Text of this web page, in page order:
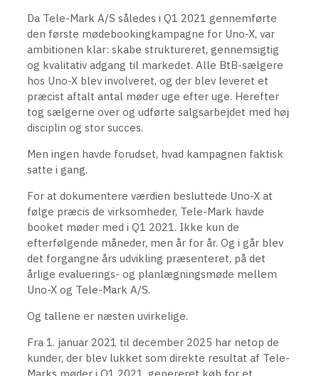
Da Tele-Mark A/S således i Q1 2021 gennemførte
den første mødebookingkampagne for Uno-X, var
ambitionen klar: skabe struktureret, gennemsigtig
og kvalitativ adgang til markedet. Alle BtB-sælgere
hos Uno-X blev involveret, og der blev leveret et
præcist aftalt antal møder uge efter uge. Herefter
tog sælgerne over og udførte salgsarbejdet med høj
disciplin og stor succes.
Men ingen havde forudset, hvad kampagnen faktisk
satte i gang.
For at dokumentere værdien besluttede Uno-X at
følge præcis de virksomheder, Tele-Mark havde
booket møder med i Q1 2021. Ikke kun de
efterfølgende måneder, men år for år. Og i går blev
det forgangne års udvikling præsenteret, på det
årlige evaluerings- og planlægningsmøde mellem
Uno-X og Tele-Mark A/S.
Og tallene er næsten uvirkelige.
Fra 1. januar 2021 til december 2025 har netop de
kunder, der blev lukket som direkte resultat af Tele-